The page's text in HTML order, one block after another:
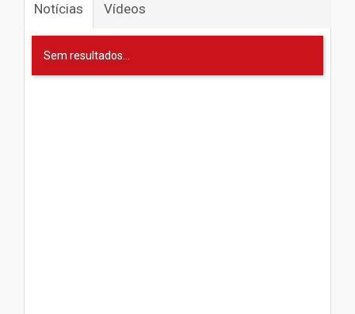
Notícias Vídeos
Sem resultados...